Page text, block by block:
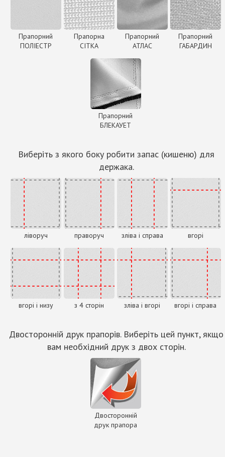
Прапорний
ПОЛІЕСТР
Прапорна
СІТКА
Прапорний
АТЛАС
Прапорний
ГАБАРДИН
Прапорний
БЛЕКАУЕТ
Виберіть з якого боку робити запас (кишеню) для
держака.
ліворуч праворуч зліва і справа вгорі
вгорі і низу з 4 сторін зліва і вгорі вгорі і справа
Двосторонній друк прапорів. Виберіть цей пункт, якщо
вам необхідний друк з двох сторін.
Двосторонній
друк прапора